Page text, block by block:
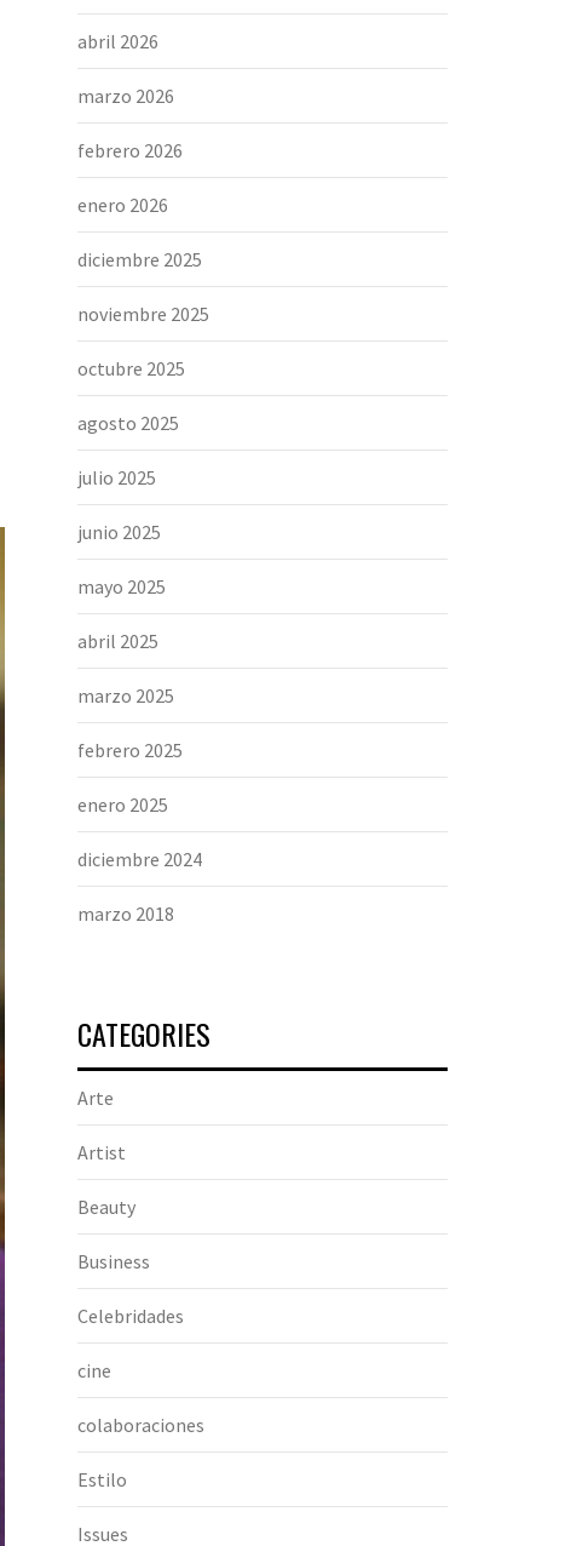
abril 2026
marzo 2026
febrero 2026
enero 2026
diciembre 2025
noviembre 2025
octubre 2025
agosto 2025
julio 2025
junio 2025
mayo 2025
abril 2025
marzo 2025
febrero 2025
enero 2025
diciembre 2024
marzo 2018
CATEGORIES
Arte
Artist
Beauty
Business
Celebridades
cine
colaboraciones
Estilo
Issues